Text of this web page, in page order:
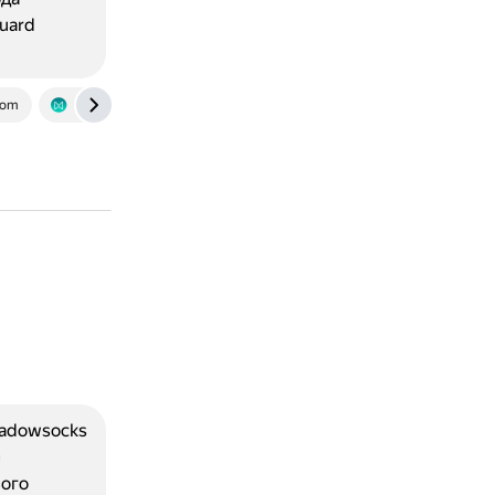
freedium.cfd